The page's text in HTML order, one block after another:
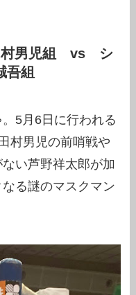
村男児組 vs シ
吾組
5月6日に行われる
村男児の前哨戦や
い芦野祥太郎が加
る謎のマスクマン